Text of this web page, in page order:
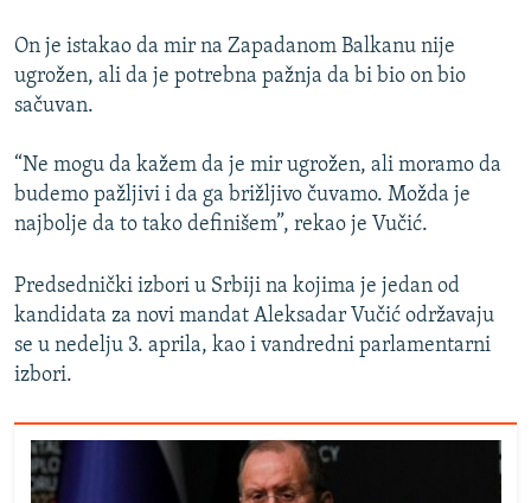
On je istakao da mir na Zapadanom Balkanu nije
ugrožen, ali da je potrebna pažnja da bi bio on bio
sačuvan.
“Ne mogu da kažem da je mir ugrožen, ali moramo da
budemo pažljivi i da ga brižljivo čuvamo. Možda je
najbolje da to tako definišem”, rekao je Vučić.
Predsednički izbori u Srbiji na kojima je jedan od
kandidata za novi mandat Aleksadar Vučić održavaju
se u nedelju 3. aprila, kao i vandredni parlamentarni
izbori.